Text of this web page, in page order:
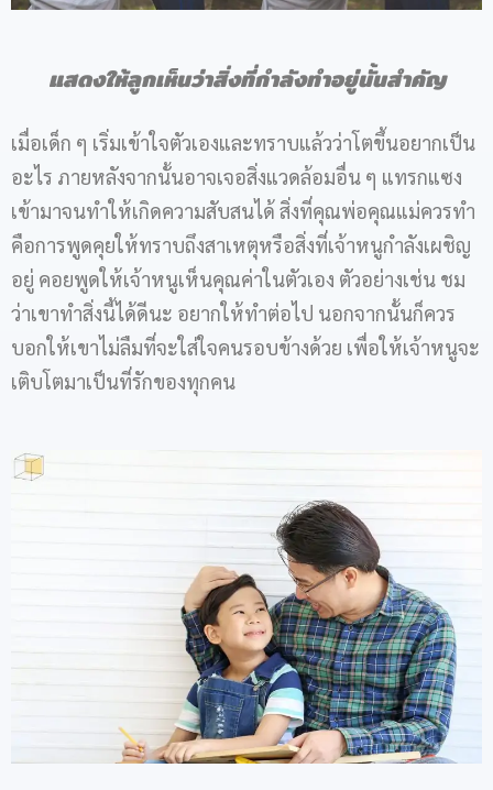
แสดงให้ลูกเห็นว่าสิ่งที่กำลังทำอยู่นั้นสำคัญ
เมื่อเด็ก ๆ เริ่มเข้าใจตัวเองและทราบแล้วว่าโตขึ้นอยากเป็น
อะไร ภายหลังจากนั้นอาจเจอสิ่งแวดล้อมอื่น ๆ แทรกแซง
เข้ามาจนทำให้เกิดความสับสนได้ สิ่งที่คุณพ่อคุณแม่ควรทำ
คือการพูดคุยให้ทราบถึงสาเหตุหรือสิ่งที่เจ้าหนูกำลังเผชิญ
อยู่ คอยพูดให้เจ้าหนูเห็นคุณค่าในตัวเอง ตัวอย่างเช่น ชม
ว่าเขาทำสิ่งนี้ได้ดีนะ อยากให้ทำต่อไป นอกจากนั้นก็ควร
บอกให้เขาไม่ลืมที่จะใส่ใจคนรอบข้างด้วย เพื่อให้เจ้าหนูจะ
เติบโตมาเป็นที่รักของทุกคน